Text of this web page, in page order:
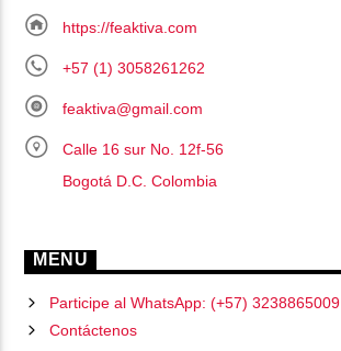
https://feaktiva.com
+57 (1) 3058261262
feaktiva@gmail.com
Calle 16 sur No. 12f-56
Bogotá D.C. Colombia
MENU
Participe al WhatsApp: (+57) 3238865009
Contáctenos